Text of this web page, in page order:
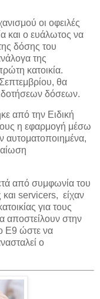
οι οφειλές
και ο ευάλωτος να
δόσης του
της
κατοικία.
θα
δόσεων.
από την Ειδική
η εφαρμογή μέσω
αυτοματοποιημένα,
από συμφωνία του
servicers, είχαν
για τους
αποστείλουν στην
Ε9 ώστε να
ο